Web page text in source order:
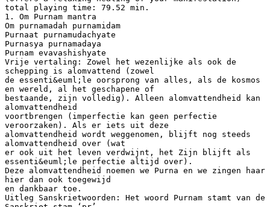
total playing time: 79.52 min.
1. Om Purnam mantra
Om purnamadah purnamidam
Purnaat purnamudachyate
Purnasya purnamadaya
Purnam evavashishyate
Vrije vertaling: Zowel het wezenlijke als ook de
schepping is alomvattend (zowel
de essenti&euml;le oorsprong van alles, als de kosmos
en wereld, al het geschapene of
bestaande, zijn volledig). Alleen alomvattendheid kan
alomvattendheid
voortbrengen (imperfectie kan geen perfectie
veroorzaken). Als er iets uit deze
alomvattendheid wordt weggenomen, blijft nog steeds
alomvattendheid over (wat
er ook uit het leven verdwijnt, het Zijn blijft als
essenti&euml;le perfectie altijd over).
Deze alomvattendheid noemen we Purna en we zingen haar
hier dan ook toegewijd
en dankbaar toe.
Uitleg Sanskrietwoorden: Het woord Purnam stamt van de